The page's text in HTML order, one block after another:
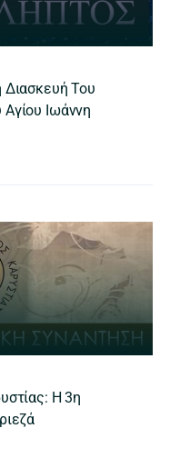
Διασκευή Του
Ιωάννη
H 3η